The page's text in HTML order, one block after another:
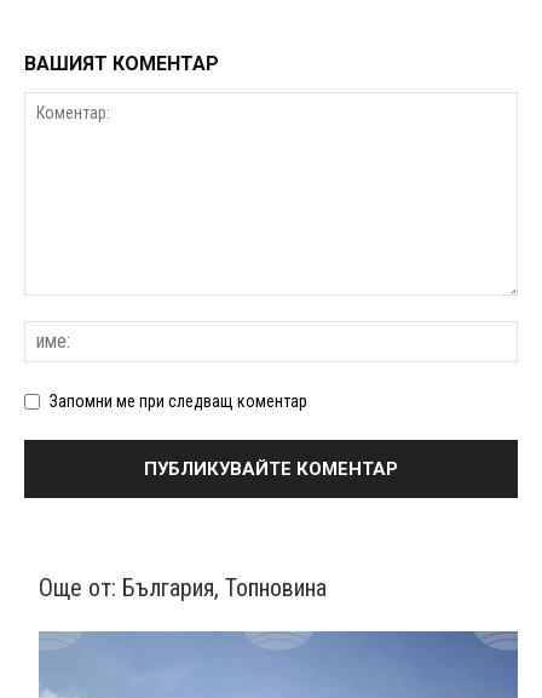
ВАШИЯТ КОМЕНТАР
Запомни ме при следващ коментар
Още от: България, Топновина